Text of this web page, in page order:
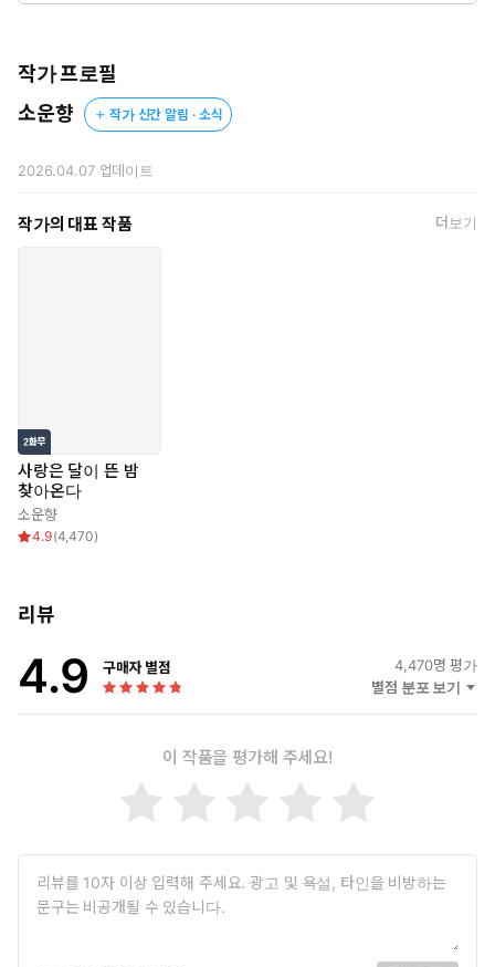
그의 향한 찬사가 결국 신의 자리를 위협하자
프시케를 저주하도록 명령한다.
'내가 부여한 이 사랑은 거짓일까, 진실일까.'
그는 매일 밤마다 프시케에게 접근해보지만
낮에도 프시케 주변을 맴도는 한 남자가 나타나는데...
작가 프로필
소운향
작가 신간 알림 · 소식
2026.04.07업데이트
작가의 대표 작품 더보기
사랑은 달이 뜬 밤
찾아온다
소운향
4.9(4,470)
리뷰
4.9 구매자 별점 4,470명 평가
별점 분포 보기
이 작품을 평가해 주세요!